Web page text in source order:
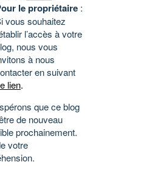
le propriétaire :
vous souhaitez
l’accès à votre
nous vous
à nous
en suivant
lien.
que ce blog
de nouveau
prochainement.
votre